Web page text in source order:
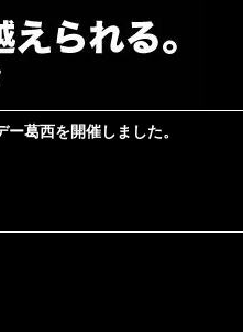
葛西を開催しました。